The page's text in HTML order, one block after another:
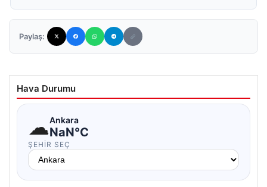
Paylaş:
Hava Durumu
☁Ankara
NaN°C
ŞEHIR SEÇ